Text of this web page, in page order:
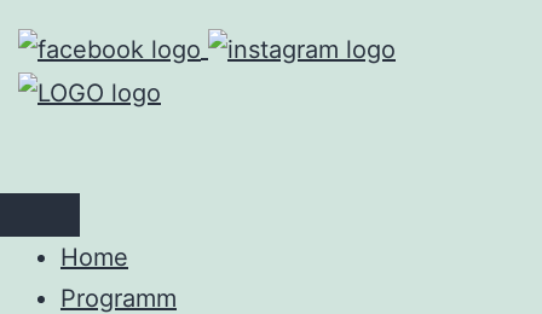
Inhalt
springen
Home
Programm